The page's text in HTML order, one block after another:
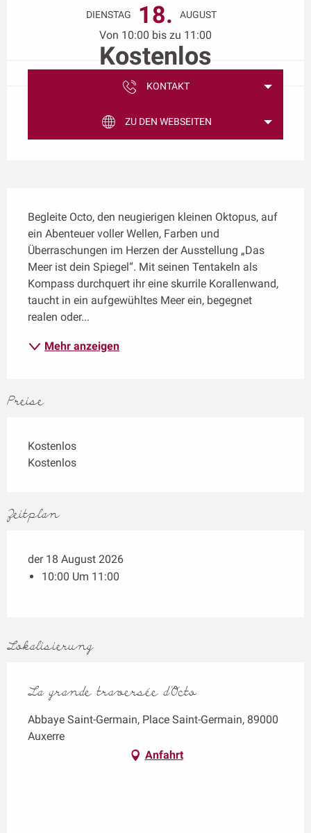
DIENSTAG 18. AUGUST
Von 10:00 bis zu 11:00
Kostenlos
KONTAKT
ZU DEN WEBSEITEN
Begleite Octo, den neugierigen kleinen Oktopus, auf
ein Abenteuer voller Wellen, Farben und
Überraschungen im Herzen der Ausstellung „Das
Meer ist dein Spiegel“. Mit seinen Tentakeln als
Kompass durchquert ihr eine skurrile Korallenwand,
taucht in ein aufgewühltes Meer ein, begegnet
realen oder...
Mehr anzeigen
Preise
Kostenlos
Kostenlos
Zeitplan
der 18 August 2026
10:00 Um 11:00
Lokalisierung
La grande traversée d'Octo
Abbaye Saint-Germain, Place Saint-Germain, 89000
Auxerre
Anfahrt